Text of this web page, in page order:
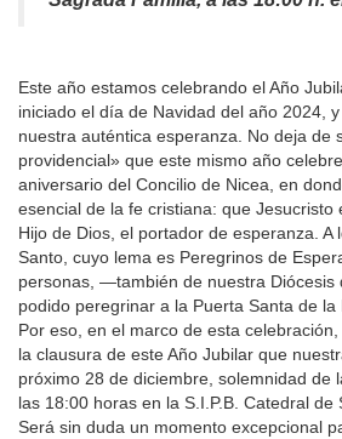
Este año estamos celebrando el Año
iniciado el día de Navidad del año 2024,
nuestra auténtica esperanza. No deja de
providencial» que este mismo año
aniversario del Concilio de Nicea, en
esencial de la fe cristiana: que Jesucristo
Hijo de Dios, el portador de esperanza. A
Santo, cuyo lema es Peregrinos de
personas, —también de nuestra
podido peregrinar a la Puerta Santa de la
Por eso, en el marco de esta
la clausura de este Año Jubilar que
próximo 28 de diciembre, solemnidad de
las 18:00 horas en la S.I.P.B. Catedral de
Será sin duda un momento excepcional